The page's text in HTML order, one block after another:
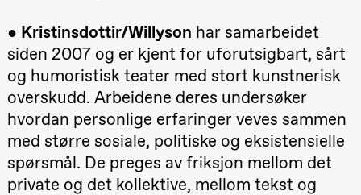
19:00
Rosalind
Goldberg
Ornate
Store scene
teater)
Sunday, 27 September
● Kristinsdottir/Willyson har samarbeidet
siden 2007 og er kjent for uforutsigbart, sårt
og humoristisk teater med stort kunstnerisk
overskudd. Arbeidene deres undersøker
hvordan personlige erfaringer veves sammen
med større sosiale, politiske og eksistensielle
spørsmål. De preges av friksjon mellom det
private og det kollektive, mellom tekst og